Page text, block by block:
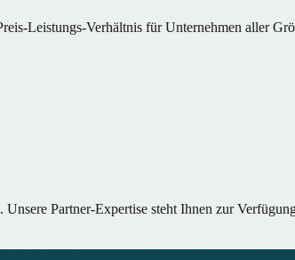
Leistungs-Verhältnis für Unternehmen aller
Partner-Expertise steht Ihnen zur